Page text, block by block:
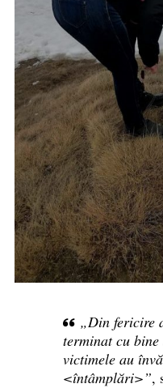
„Din fericire
terminat cu
victimele au
<întâmplări>”,